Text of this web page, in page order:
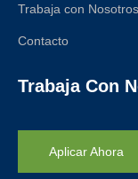
Trabaja con Nosotros
Contacto
Trabaja Con
Aplicar Ahora